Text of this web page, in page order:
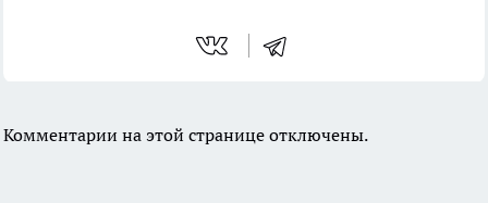
Комментарии на этой странице отключены.